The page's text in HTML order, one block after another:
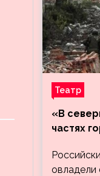
Театр
«В
частях
овладели